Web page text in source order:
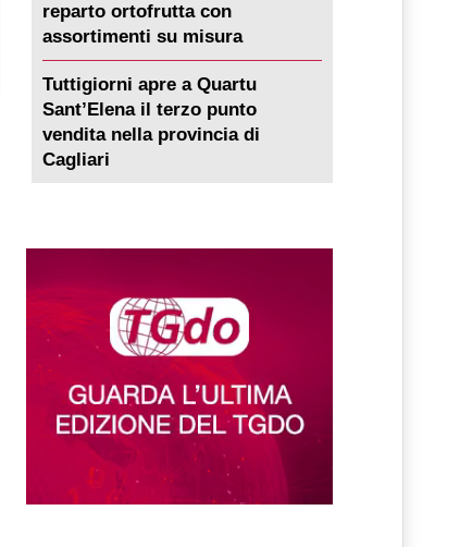
reparto ortofrutta con
assortimenti su misura
Tuttigiorni apre a Quartu
Sant’Elena il terzo punto
vendita nella provincia di
Cagliari